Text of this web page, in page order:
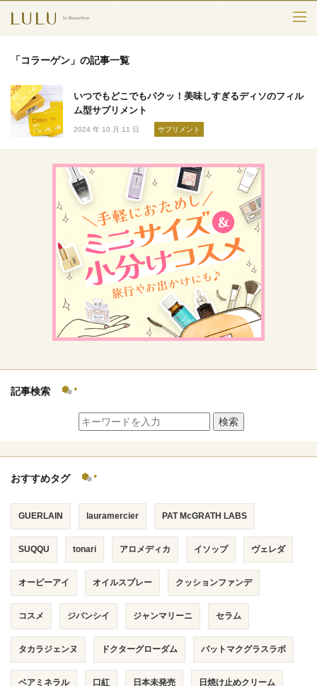
スキンケア
メークアップ
エイジングケア
フレグランス
ボディ＆ヘア
ライフスタイル
検索
「コラーゲン」の記事一覧
いつでもどこでもパクッ！美味しすぎるディソのフィル
ム型サプリメント
2024 年 10 月 11 日 サプリメント
記事検索
検索
おすすめタグ
GUERLAIN lauramercier PAT McGRATH LABS
SUQQU tonari アロメディカ イソップ ヴェレダ
オーピーアイ オイルスプレー クッションファンデ
コスメ ジバンシイ ジャンマリーニ セラム
タカラジェンヌ ドクターグローダム パットマクグラスラボ
ベアミネラル 口紅 日本未発売 日焼け止めクリーム